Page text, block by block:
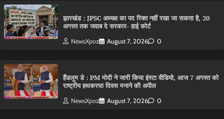
झारखंड : JPSC अध्यक्ष का पद रिक्त नहीं रखा जा सकता है, 20
अगस्त तक जवाब दे सरकार- हाई कोर्ट
NewsXpoz August 7, 2026 0
हैंडलूम डे : PM मोदी ने जारी किया इंस्टा वीडियो, आज 7 अगस्त को
राष्ट्रीय हथकरघा दिवस मनाने की अपील
NewsXpoz August 7, 2026 0